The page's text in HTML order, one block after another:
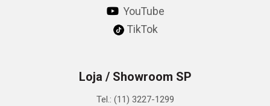
YouTube
TikTok
Loja / Showroom SP
Tel.: (11) 3227-1299